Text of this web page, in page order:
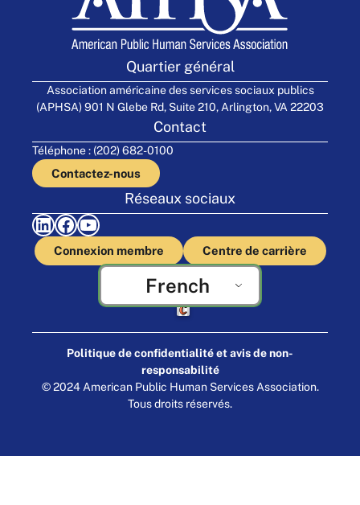
Quartier général
Association américaine des services sociaux publics
(APHSA) 901 N Glebe Rd, Suite 210, Arlington, VA 22203
Contact
Téléphone : (202) 682-0100
Contactez-nous
Réseaux sociaux
LinkedIn Facebook YouTube
Connexion membre Centre de carrière
French
Fabriqué par Cornershop Creative
Politique de confidentialité et avis de non-
responsabilité
© 2024 American Public Human Services Association.
Tous droits réservés.